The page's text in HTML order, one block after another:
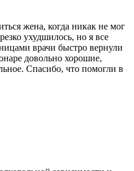
жена, когда никак не мог
ухудшилось, но я все
врачи быстро вернули
довольно хорошие,
Спасибо, что помогли в